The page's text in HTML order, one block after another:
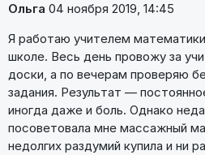
Ольга 04 ноября 2019, 14:45
Я работаю учителем
школе. Весь день провожу за
доски, а по вечерам проверяю
задания. Результат —
иногда даже и боль. Однако
посоветовала мне массажный
недолгих раздумий купила и ни